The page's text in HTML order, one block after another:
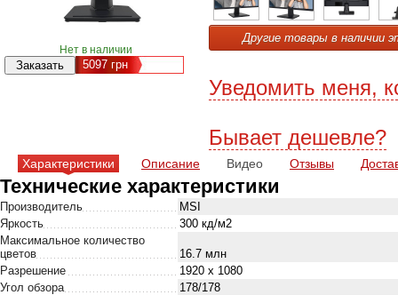
Нет в наличии
5097 грн
Другие товары в наличии
Уведомить меня,
Бывает дешевле?
Характеристики Описание Видео Отзывы
Технические характеристики
Производитель
MSI
Яркость
300 кд/м2
Максимальное количество
цветов
16.7 млн
Разрешение
1920 x 1080
Угол обзора
178/178